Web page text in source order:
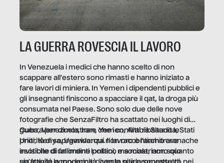
LA GUERRA ROVESCIA IL LAVORO
In Venezuela i medici che hanno scelto di non
scappare all’estero sono rimasti e hanno iniziato a
fare lavori di miniera. In Yemen i dipendenti pubblici e
gli insegnanti finiscono a spacciare il qat, la droga più
consumata nel Paese. Sono solo due delle nove
fotografie che SenzaFiltro ha scattato nei luoghi di
guerra per dimostrare che i conflitti ribaltano le
priorità di sopravvivenza. Il lavoro è l’architrave
invisibile di un ordine politico e sociale, non solo
Cuba, Venezuela, Iran, Yemen, Arabia Saudita, Stati
Uniti, Kenya, Uganda: qui non raccontiamo cronache
esotiche di fallimenti lontani, ma mostriamo quanto